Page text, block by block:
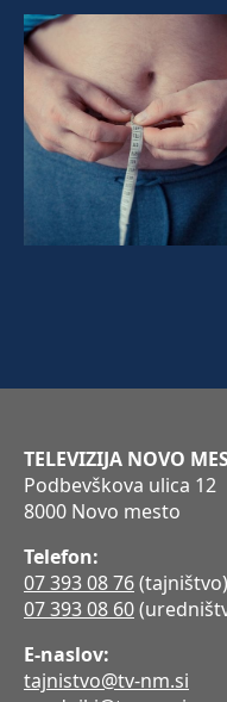
TELEVIZIJA NOVO
Podbevškova ulica 12
8000 Novo mesto
Telefon:
07 393 08 76(tajništvo)
07 393 08 60
E-naslov:
tajnistvo@tv-nm.si